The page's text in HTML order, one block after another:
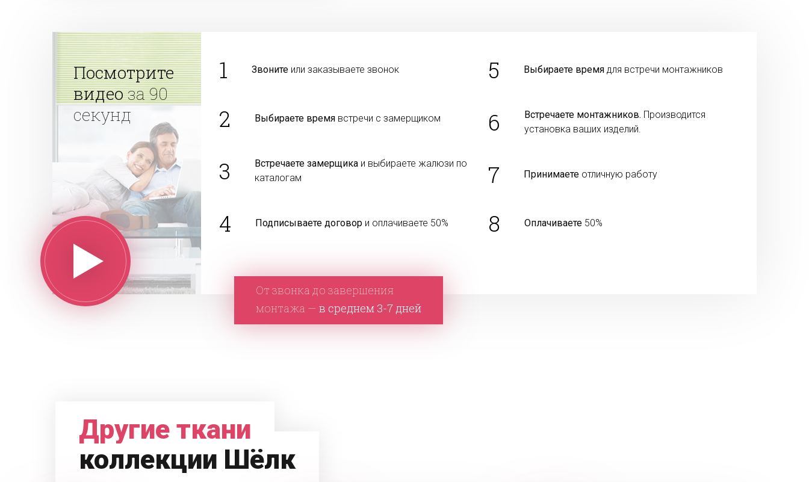
Посмотрите
видеоза 90
секунд
1 Звоните или заказываете звонок
2 Выбираете время встречи с замерщиком
3 Встречаете замерщика и выбираете жалюзи по
каталогам
4 Подписываете договор и оплачиваете 50%
5 Выбираете времядля встречи монтажников
6 Встречаете монтажников. Производится
установка ваших изделий.
7 Принимаетеотличную работу
8 Оплачиваете50%
От звонка до завершения
монтажа — в среднем 3-7 дней
Другие ткани
коллекции Шёлк